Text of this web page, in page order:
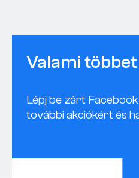
Valami
Lépj be zárt
további akciókért és